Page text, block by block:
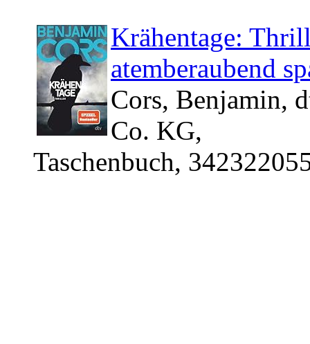
Krähentage:
atemberaubend
Cors, Benjamin,
Co. KG,
Taschenbuch,